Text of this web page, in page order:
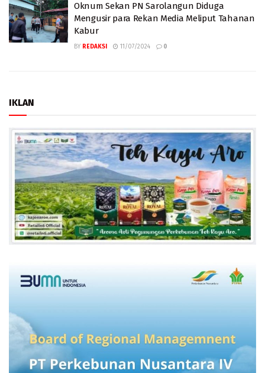
Oknum Sekan PN Sarolangun Diduga
Mengusir para Rekan Media Meliput Tahanan
Kabur
BY REDAKSI 11/07/2024 0
IKLAN